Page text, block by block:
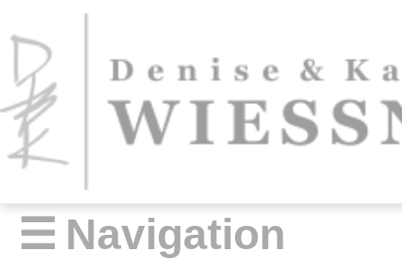
☰ Navigation